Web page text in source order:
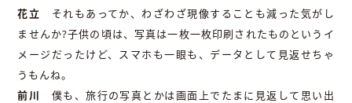
花立
それもあってか、わざわざ現像することも減った気がし
ませんか?子供の頃は、写真は一枚一枚印刷されたものというイ
メージだったけど、スマホも一眼も、データとして見返せちゃ
うもんね。
前川
僕も、旅行の写真とかは画面上でたまに見返して思い出